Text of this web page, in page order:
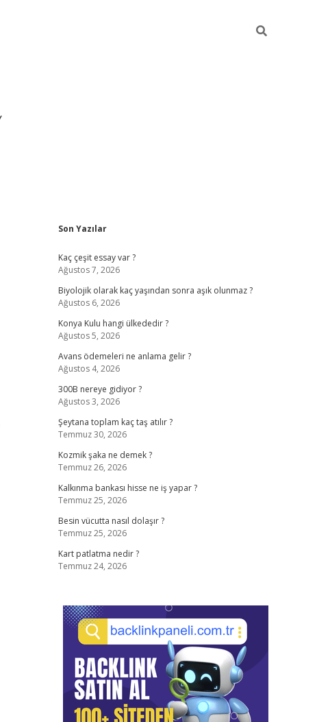
Sidebar
Son Yazılar
Kaç çeşit essay var ?
Ağustos 7, 2026
Biyolojik olarak kaç yaşından sonra aşık olunmaz ?
Ağustos 6, 2026
Konya Kulu hangi ülkededir ?
Ağustos 5, 2026
Avans ödemeleri ne anlama gelir ?
Ağustos 4, 2026
300B nereye gidiyor ?
Ağustos 3, 2026
Şeytana toplam kaç taş atılır ?
Temmuz 30, 2026
Kozmik şaka ne demek ?
Temmuz 26, 2026
Kalkınma bankası hisse ne iş yapar ?
Temmuz 25, 2026
Besin vücutta nasıl dolaşır ?
Temmuz 25, 2026
Kart patlatma nedir ?
Temmuz 24, 2026